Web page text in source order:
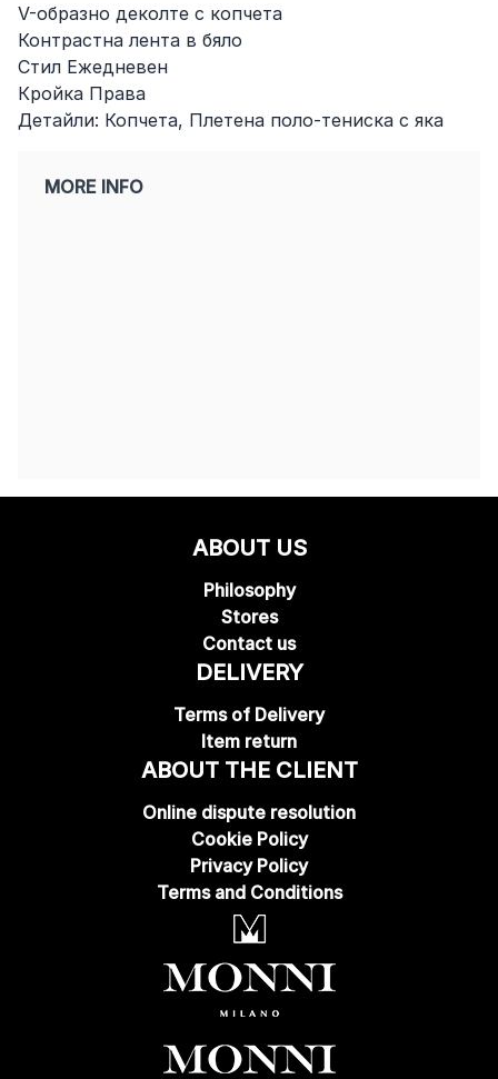
V-образно деколте с копчета
Контрастна лента в бяло
Стил Ежедневен
Кройка Права
Детайли: Копчета, Плетена поло-тениска с яка
MORE INFO
ABOUT US
Philosophy
Stores
Contact us
DELIVERY
Terms of Delivery
Item return
ABOUT THE CLIENT
Online dispute resolution
Cookie Policy
Privacy Policy
Terms and Conditions